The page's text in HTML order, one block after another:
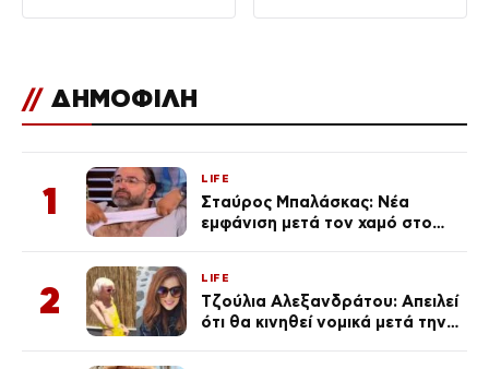
// ΔΗΜΟΦΙΛΗ
1
LIFE
Σταύρος Μπαλάσκας: Νέα
εμφάνιση μετά τον χαμό στο
2
LIFE
Τζούλια Αλεξανδράτου: Απειλεί
ότι θα κινηθεί νομικά μετά την